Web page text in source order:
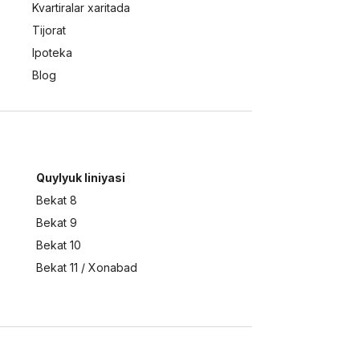
Kvartiralar xaritada
Tijorat
Ipoteka
Blog
Quylyuk liniyasi
Bekat 8
Bekat 9
Bekat 10
Bekat 11 / Xonabad